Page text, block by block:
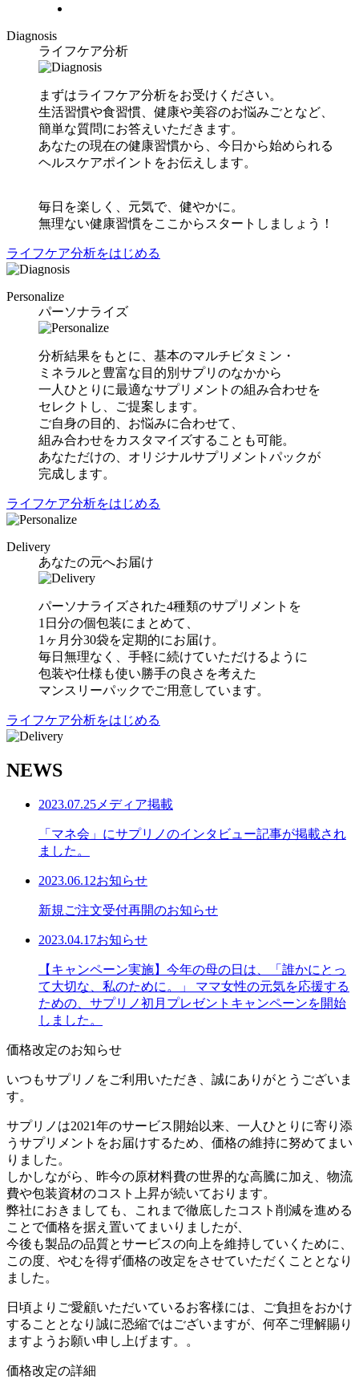
Diagnosis
ライフケア分析
まずはライフケア分析をお受けください。
生活習慣や食習慣、健康や美容のお悩みごとなど、
簡単な質問にお答えいただきます。
あなたの現在の健康習慣から、今日から始められる
ヘルスケアポイントをお伝えします。
毎日を楽しく、元気で、健やかに。
無理ない健康習慣をここからスタートしましょう！
ライフケア分析をはじめる
Personalize
パーソナライズ
分析結果をもとに、基本のマルチビタミン・
ミネラルと豊富な目的別サプリのなかから
一人ひとりに最適なサプリメントの組み合わせを
セレクトし、ご提案します。
ご自身の目的、お悩みに合わせて、
組み合わせをカスタマイズすることも可能。
あなただけの、オリジナルサプリメントパックが
完成します。
ライフケア分析をはじめる
Delivery
あなたの元へお届け
パーソナライズされた4種類のサプリメントを
1日分の個包装にまとめて、
1ヶ月分30袋を定期的にお届け。
毎日無理なく、手軽に続けていただけるように
包装や仕様も使い勝手の良さを考えた
マンスリーパックでご用意しています。
ライフケア分析をはじめる
NEWS
2023.07.25メディア掲載
「マネ会」にサプリノのインタビュー記事が掲載され
ました。
2023.06.12お知らせ
新規ご注文受付再開のお知らせ
2023.04.17お知らせ
【キャンペーン実施】今年の母の日は、「誰かにとっ
て大切な、私のために。」 ママ女性の元気を応援する
ための、サプリノ初月プレゼントキャンペーンを開始
しました。
価格改定のお知らせ
いつもサプリノをご利用いただき、誠にありがとうございま
す。
サプリノは2021年のサービス開始以来、一人ひとりに寄り添
うサプリメントをお届けするため、価格の維持に努めてまい
りました。
しかしながら、昨今の原材料費の世界的な高騰に加え、物流
費や包装資材のコスト上昇が続いております。
弊社におきましても、これまで徹底したコスト削減を進める
ことで価格を据え置いてまいりましたが、
今後も製品の品質とサービスの向上を維持していくために、
この度、やむを得ず価格の改定をさせていただくこととなり
ました。
日頃よりご愛顧いただいているお客様には、ご負担をおかけ
することとなり誠に恐縮ではございますが、何卒ご理解賜り
ますようお願い申し上げます。。
価格改定の詳細